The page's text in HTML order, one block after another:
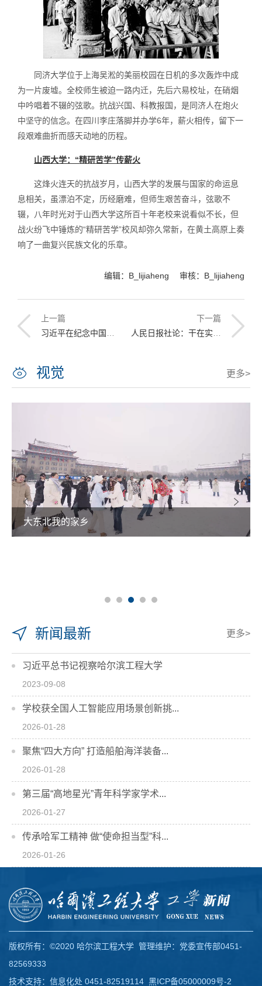
同济大学位于上海吴淞的美丽校园在日机的多次轰炸中成
为一片废墟。全校师生被迫一路内迁，先后六易校址，在硝烟
中吟唱着不辍的弦歌。抗战兴国、科教报国，是同济人在炮火
中坚守的信念。在四川李庄落脚并办学6年，薪火相传，留下一
段艰难曲折而感天动地的历程。
山西大学：“精研苦学”传薪火
这烽火连天的抗战岁月，山西大学的发展与国家的命运息
息相关，虽漂泊不定，历经磨难，但师生艰苦奋斗，弦歌不
辍，八年时光对于山西大学这所百十年老校来说看似不长，但
战火纷飞中锤炼的“精研苦学”校风却弥久常新，在黄土高原上奏
响了一曲复兴民族文化的乐章。
编辑：B_lijiaheng 审核：B_lijiaheng
上一篇
习近平在纪念中国人民抗日战争暨世界反法西斯战争胜利70周年大会上的讲话
下一篇
人民日报社论：干在实处走在前列（热烈庆祝中国共产党成立九十四周年）
视觉 更多>
大东北我的家乡
新闻最新 更多>
习近平总书记视察哈尔滨工程大学
2023-09-08
学校获全国人工智能应用场景创新挑...
2026-01-28
聚焦“四大方向” 打造船舶海洋装备...
2026-01-28
第三届“高地星光”青年科学家学术...
2026-01-27
传承哈军工精神 做“使命担当型”科...
2026-01-26
版权所有：©2020 哈尔滨工程大学 管理维护：党委宣传部0451-
82569333
技术支持：信息化处 0451-82519114 黑ICP备05000009号-2